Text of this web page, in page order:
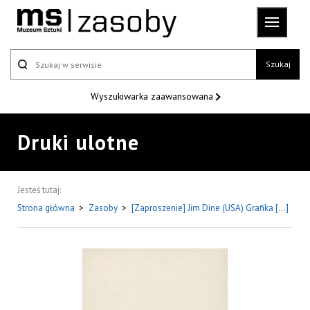
Szukaj
Wyszukiwarka zaawansowana
Druki ulotne
Jesteś tutaj:
Strona główna > Zasoby > [Zaproszenie] Jim Dine (USA) Grafika [...]